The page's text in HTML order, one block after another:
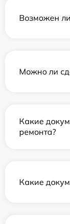
Возможен
Можно ли
Какие
ремонта?
Какие